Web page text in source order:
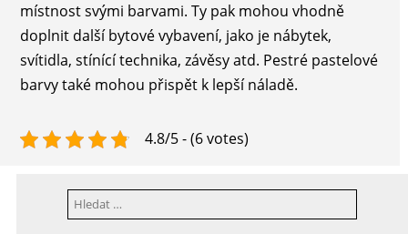
Vyhledávání
místnost svými barvami. Ty pak mohou vhodně
doplnit další bytové vybavení, jako je nábytek,
svítidla, stínící technika, závěsy atd. Pestré pastelové
barvy také mohou přispět k lepší náladě.
4.8/5 - (6 votes)